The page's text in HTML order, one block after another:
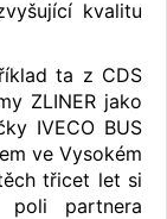
kvalitu
ta z CDS
ZLINER jako
IVECO BUS
ve Vysokém
třicet let si
poli partnera